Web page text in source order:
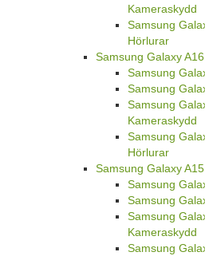
Kameraskydd
Samsung
Hörlurar
Samsung Galaxy A16
Samsung
Samsung
Samsung
Kameraskydd
Samsung
Hörlurar
Samsung Galaxy A15
Samsung
Samsung
Samsung
Kameraskydd
Samsung